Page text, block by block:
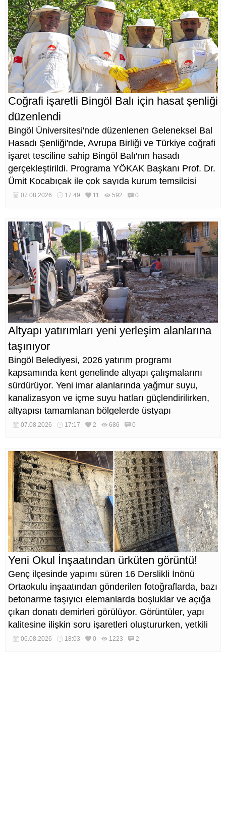
Coğrafi işaretli Bingöl Balı için hasat şenliği
düzenlendi
Bingöl Üniversitesi'nde düzenlenen Geleneksel Bal
Hasadı Şenliği'nde, Avrupa Birliği ve Türkiye coğrafi
işaret tesciline sahip Bingöl Balı'nın hasadı
gerçekleştirildi. Programa YÖKAK Başkanı Prof. Dr.
Ümit Kocabıçak ile çok sayıda kurum temsilcisi
katıldı.
07.08.2026 17:49 11 592 0
Altyapı yatırımları yeni yerleşim alanlarına
taşınıyor
Bingöl Belediyesi, 2026 yatırım programı
kapsamında kent genelinde altyapı çalışmalarını
sürdürüyor. Yeni imar alanlarında yağmur suyu,
kanalizasyon ve içme suyu hatları güçlendirilirken,
altyapısı tamamlanan bölgelerde üstyapı
düzenlemeleri de eş zamanlı yürütülüyor.
07.08.2026 17:17 2 686 0
Yeni Okul İnşaatından ürküten görüntü!
Genç ilçesinde yapımı süren 16 Derslikli İnönü
Ortaokulu inşaatından gönderilen fotoğraflarda, bazı
betonarme taşıyıcı elemanlarda boşluklar ve açığa
çıkan donatı demirleri görülüyor. Görüntüler, yapı
kalitesine ilişkin soru işaretleri oluştururken, yetkili
kurumların teknik inceleme yapması çağrısı yapıldı.
06.08.2026 18:03 0 1223 2